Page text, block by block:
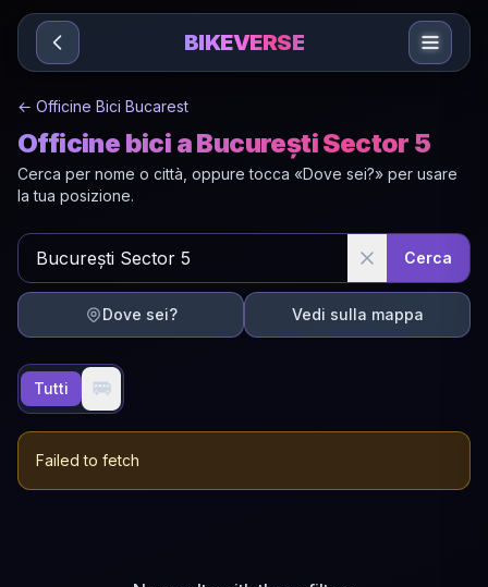
Sari la conținut
BIKEVERSE
← Officine Bici Bucarest
Officine bici a București Sector 5
Cerca per nome o città, oppure tocca «Dove sei?» per usare
la tua posizione.
Cerca
Dove sei? Vedi sulla mappa
Tutti 🚐
Failed to fetch